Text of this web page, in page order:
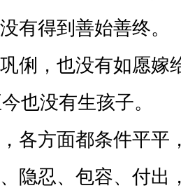
得到善始善终。
，也没有如愿嫁
没有生孩子。
方面都条件平平
忍、包容、付出